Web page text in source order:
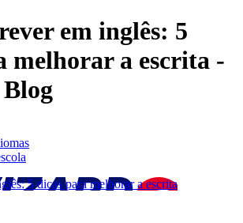
em inglês: 5
melhorar a escrita -
5 dicas para melhorar a escrita